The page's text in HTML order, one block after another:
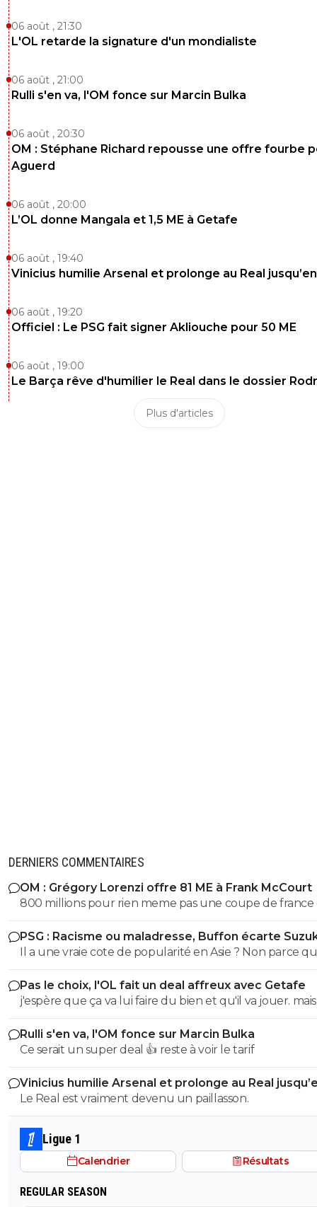
06 août , 21:30
L'OL retarde la signature d'un mondialiste
06 août , 21:00
Rulli s'en va, l'OM fonce sur Marcin Bulka
06 août , 20:30
OM : Stéphane Richard repousse une offre fourbe
Aguerd
06 août , 20:00
L’OL donne Mangala et 1,5 ME à Getafe
06 août , 19:40
Vinicius humilie Arsenal et prolonge au Real
06 août , 19:20
Officiel : Le PSG fait signer Akliouche pour 50 ME
06 août , 19:00
Le Barça rêve d'humilier le Real dans le dossier
Plus d'articles
DERNIERS COMMENTAIRES
OM : Grégory Lorenzi offre 81 ME à Frank McCourt
800 millions pour rien meme pas une coupe de france
coupe a guignol c3 ....PSG 1 milliard et demi 2 c1 14 titres
2 milliard et demi 1c1 .....
PSG : Racisme ou maladresse, Buffon écarte
Il a une vraie cote de popularité en Asie ? Non parce
Japon je crois que c'est légèrement raciste non ?
me trompe)
Pas le choix, l'OL fait un deal affreux avec Getafe
j'espère que ça va lui faire du bien et qu'il va jouer.
pas l'air très solide le garçon. vivement qu'on se
des bras cassés de Textor, qui ne savent rien faire de
pieds. j'avais espoir qu'il nous montre un peu de
mais manifestement on s'est bien fait avoir sur ce coup
Rulli s'en va, l'OM fonce sur Marcin Bulka
Ce serait un super deal 👍 reste à voir le tarif
Vinicius humilie Arsenal et prolonge au Real
2032
Le Real est vraiment devenu un paillasson.
Ligue 1
Calendrier Résultats
REGULAR SEASON